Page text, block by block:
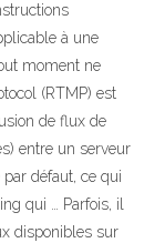
à une
moment ne
(RTMP) est
de flux de
entre un serveur
défaut, ce qui
qui … Parfois, il
disponibles sur